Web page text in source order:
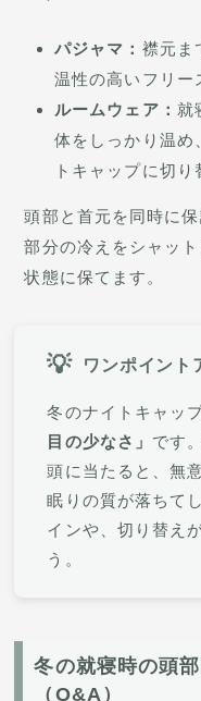
パジャマ： 襟元ま
温性の高いフリー
ルームウェア： 就
体をしっかり温め
トキャップに切り
頭部と首元を同時に
部分の冷えをシャッ
状態に保てます。
ワンポイント
冬のナイトキャッ
目の少なさ」 です
頭に当たると、無
眠りの質が落ちて
インや、切り替え
う。
冬の就寝時の頭
（Q&A）